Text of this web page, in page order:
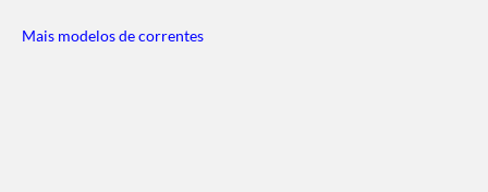
Mais modelos de correntes